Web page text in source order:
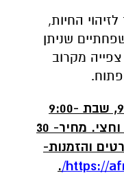
החיות,
שניתן
מקרוב
שעות פעילות- א'-ו' 9:00-15:00, שבת 9:00-
14:00. משך הסיור- שעה-שעה וחצי. מחיר- 30
גיל 3). לפרטים והזמנות-
https://
/
.